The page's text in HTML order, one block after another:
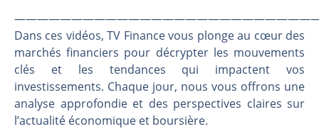
Dans ces vidéos, TV Finance vous plonge au cœur des
marchés financiers pour décrypter les mouvements
clés et les tendances qui impactent vos
investissements. Chaque jour, nous vous offrons une
analyse approfondie et des perspectives claires sur
l’actualité économique et boursière.